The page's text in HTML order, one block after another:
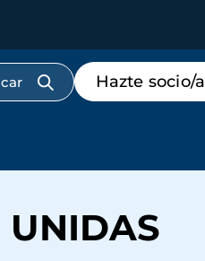
Menú
de
destacados
Hazte socio/a
UNIDAS